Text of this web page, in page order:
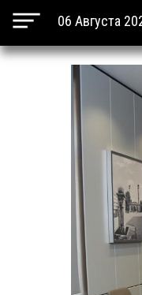
06 Августа